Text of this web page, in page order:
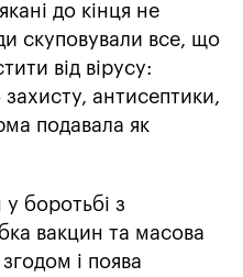
до кінця не
скуповували все, що
від вірусу:
захисту, антисептики,
подавала як
боротьбі з
вакцин та масова
і поява